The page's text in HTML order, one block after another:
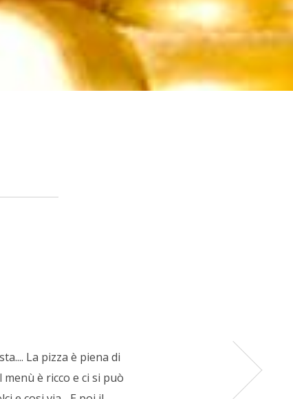
La pizza è piena di
è ricco e ci si può